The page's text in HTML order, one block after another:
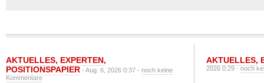
AKTUELLES, EXPERTEN,
POSITIONSPAPIER - Aug. 6, 2026 0:37 - noch keine
Kommentare
AKTUELLES,
2026 0:29 -noch